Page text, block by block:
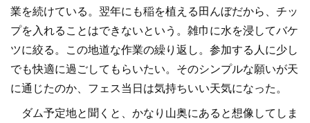
業を続けている。翌年にも稲を植える田んぼだから、チッ
プを入れることはできないという。雑巾に水を浸してバケ
ツに絞る。この地道な作業の繰り返し。参加する人に少し
でも快適に過ごしてもらいたい。そのシンプルな願いが天
に通じたのか、フェス当日は気持ちいい天気になった。
ダム予定地と聞くと、かなり山奥にあると想像してしま